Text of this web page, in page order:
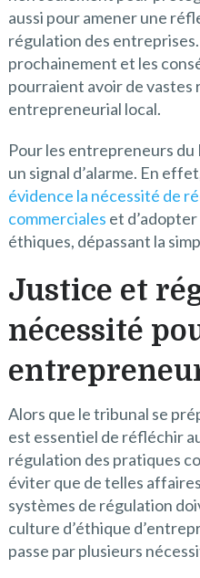
aussi pour amener une
régulation des
prochainement et les
pourraient avoir de vastes
entrepreneurial local.
Pour les entrepreneurs
un signal d’alarme. En
évidence la nécessité de
commerciales et
éthiques, dépassant la
Justice et
nécessité
Alors que le tribunal se
est essentiel de réfléchir
régulation des pratiques
éviter que de telles
systèmes de régulation
culture d’éthique
passe par plusieurs